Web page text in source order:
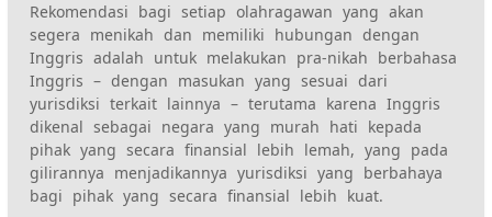
Rekomendasi bagi setiap olahragawan yang akan
segera menikah dan memiliki hubungan dengan
Inggris adalah untuk melakukan pra-nikah berbahasa
Inggris – dengan masukan yang sesuai dari
yurisdiksi terkait lainnya – terutama karena Inggris
dikenal sebagai negara yang murah hati kepada
pihak yang secara finansial lebih lemah, yang pada
gilirannya menjadikannya yurisdiksi yang berbahaya
bagi pihak yang secara finansial lebih kuat.